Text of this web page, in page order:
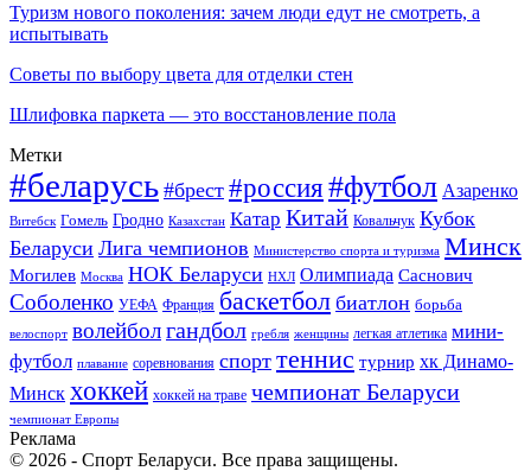
Туризм нового поколения: зачем люди едут не смотреть, а
испытывать
Советы по выбору цвета для отделки стен
Шлифовка паркета — это восстановление пола
Метки
#беларусь #брест #россия#футбол Азаренко
Витебск Гомель Гродно Казахстан Катар Китай Ковальчук Кубок
Беларуси Лига чемпионов Министерство спорта и туризма Минск
Могилев Москва НОК Беларуси НХЛ Олимпиада Саснович
Соболенко УЕФА Франция баскетбол биатлон борьба
велоспорт волейболгандбол гребля женщины легкая атлетика мини-
футбол плавание соревнования спорт теннис турнир хк Динамо-
Минск хоккей хоккей на траве чемпионат Беларуси
чемпионат Европы
Реклама
© 2026 - Спорт Беларуси. Все права защищены.